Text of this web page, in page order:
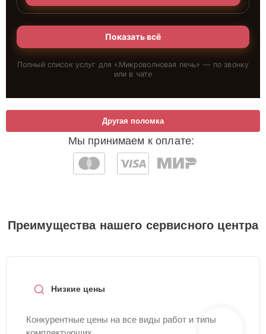
Показать всё
Полный список услуг для « Микроволновая печь» — по звонку
или в чате
Мы принимаем к оплате:
Другая поломка
Преимущества нашего сервисного центра
Низкие цены
Конкурентные цены на все виды работ и типы